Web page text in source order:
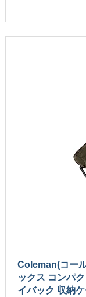
Coleman(コー
ックス コンパ
イバック 収納